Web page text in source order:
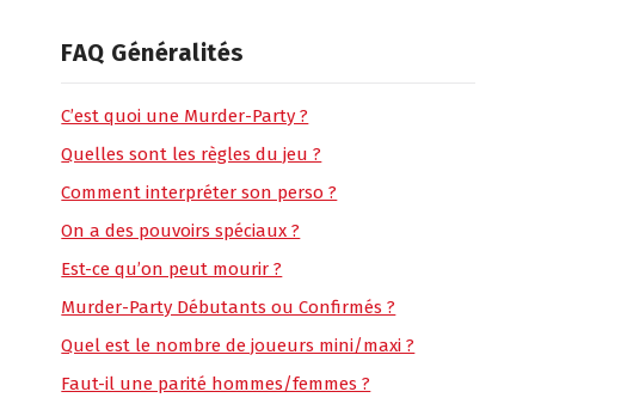
FAQ Généralités
C’est quoi une Murder-Party ?
Quelles sont les règles du jeu ?
Comment interpréter son perso ?
On a des pouvoirs spéciaux ?
Est-ce qu’on peut mourir ?
Murder-Party Débutants ou Confirmés ?
Quel est le nombre de joueurs mini/maxi ?
Faut-il une parité hommes/femmes ?